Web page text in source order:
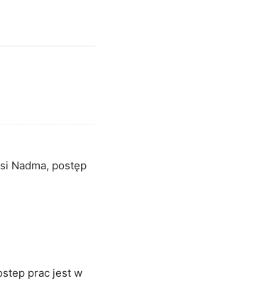
Nadma, postęp
prac jest w